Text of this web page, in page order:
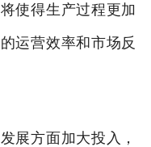
使得生产过程更加
运营效率和市场反
展方面加大投入，